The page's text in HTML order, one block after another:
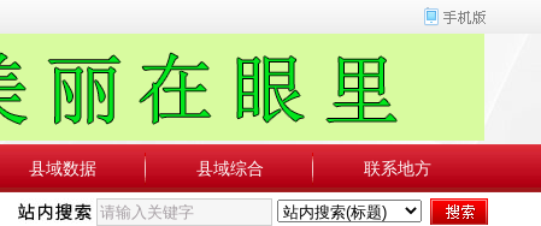
县域数据 县域综合 联系地方